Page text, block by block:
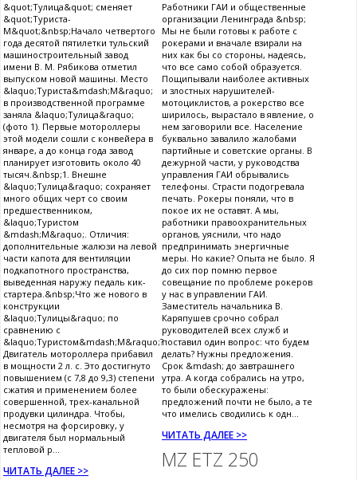
&quot;Тулица&quot; сменяет
&quot;Туриста-
М&quot;&nbsp;Начало четвертого
года десятой пятилетки тульский
машиностроительный завод
имени В. М. Рябикова отметил
выпуском новой машины. Место
&laquo;Туриста&mdash;М&raquo;
в производственной программе
заняла &laquo;Тулица&raquo;
(фото 1). Первые мотороллеры
этой модели сошли с конвейера в
январе, а до конца года завод
планирует изготовить около 40
тысяч.&nbsp;1. Внешне
&laquo;Тулица&raquo; сохраняет
много общих черт со своим
предшественником,
&laquo;Туристом
&mdash;М&raquo;. Отличия:
дополнительные жалюзи на левой
части капота для вентиляции
подкапотного пространства,
выведенная наружу педаль кик-
стартера.&nbsp;Что же нового в
конструкции
&laquo;Тулицы&raquo; по
сравнению с
&laquo;Туристом&mdash;М&raquo;?
Двигатель мотороллера прибавил
в мощности 2 л. с. Это достигнуто
повышением (с 7,8 до 9,3) степени
сжатия и применением более
совершенной, трех-канальной
продувки цилиндра. Чтобы,
несмотря на форсировку, у
двигателя был нормальный
тепловой р...
ЧИТАТЬ ДАЛЕЕ >>
Работники ГАИ и общественные
организации Ленинграда &nbsp;
Мы не были готовы к работе с
рокерами и вначале взирали на
них как бы со стороны, надеясь,
что все само собой образуется.
Пощипывали наиболее активных
и злостных нарушителей-
мотоциклистов, а рокерство все
ширилось, вырастало в явление, о
нем заговорили все. Население
буквально завалило жалобами
партийные и советские органы. В
дежурной части, у руководства
управления ГАИ обрывались
телефоны. Страсти подогревала
печать. Рокеры поняли, что в
покое их не оставят. А мы,
работники правоохранительных
органов, уяснили, что надо
предпринимать энергичные
меры. Но какие? Опыта не было. Я
до сих пор помню первое
совещание по проблеме рокеров
у нас в управлении ГАИ.
Заместитель начальника В.
Каряпушев срочно собрал
руководителей всех служб и
поставил один вопрос: что будем
делать? Нужны предложения.
Срок &mdash; до завтрашнего
утра. А когда собрались на утро,
то были обескуражены:
предложений почти не было, а те
что имелись сводились к одн...
ЧИТАТЬ ДАЛЕЕ >>
MZ ETZ 250